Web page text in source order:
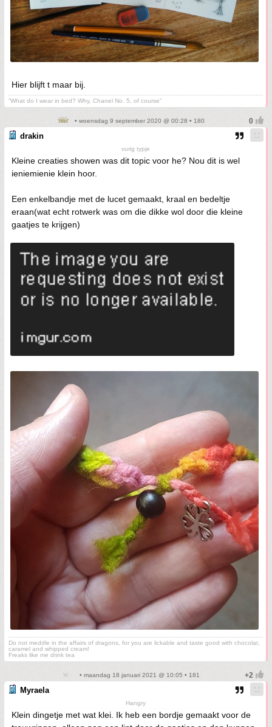
Hier blijft t maar bij.
“What do I wear in bed? Why, Chanel No. 5, of course”
• woensdag 9 september 2020 @ 00:28 • 180
drakin
vurig typje
Kleine creaties showen was dit topic voor he? Nou dit is wel
ieniemienie klein hoor.
Een enkelbandje met de lucet gemaakt, kraal en bedeltje
eraan(wat echt rotwerk was om die dikke wol door die kleine
gaatjes te krijgen)
Do not meddle in the affairs of dragons, for you are lickable and taste good with chocolat,
caramel and whipped cream!
Freaks like me drink tea
• maandag 18 januari 2021 @ 10:05 • 181
Myraela
Hangry
Klein dingetje met wat klei. Ik heb een bordje gemaakt voor de